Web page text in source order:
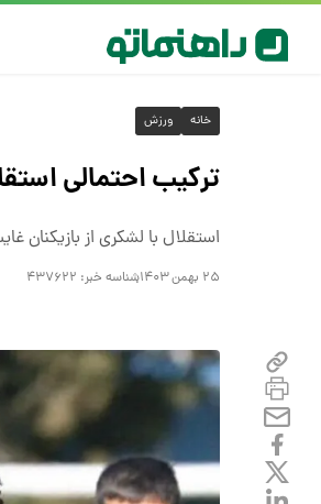
خانه ورزش
ترکیب احتمالی
استقلال با لشکری از
۲۵ بهمن ۱۴۰۳ شناسه خبر: ۴۳۷۶۲۲